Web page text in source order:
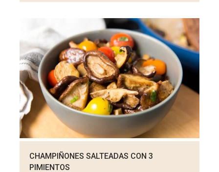
CHAMPIÑONES SALTEADAS CON 3
PIMIENTOS